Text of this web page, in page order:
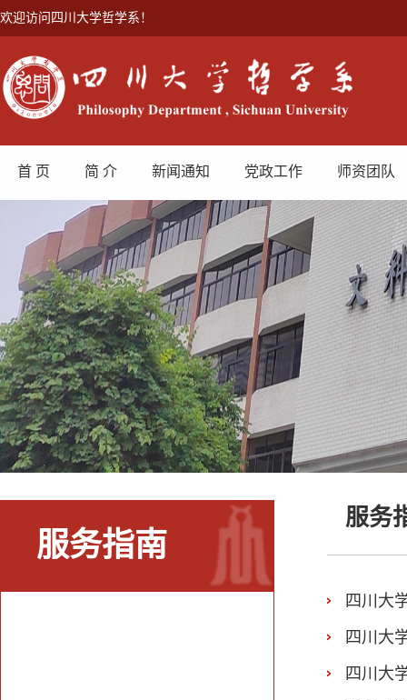
欢迎访问四川大学哲学系！
首 页 简 介 新闻通知 党政工作 师资团队
服务指南
服务
四川大
四川大
四川大